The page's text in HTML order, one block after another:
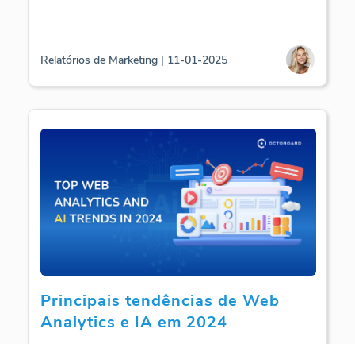
Relatórios de Marketing | 11-01-2025
Principais tendências de Web
Analytics e IA em 2024